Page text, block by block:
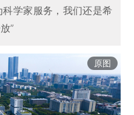
学家服务，我们还是希
”
原图